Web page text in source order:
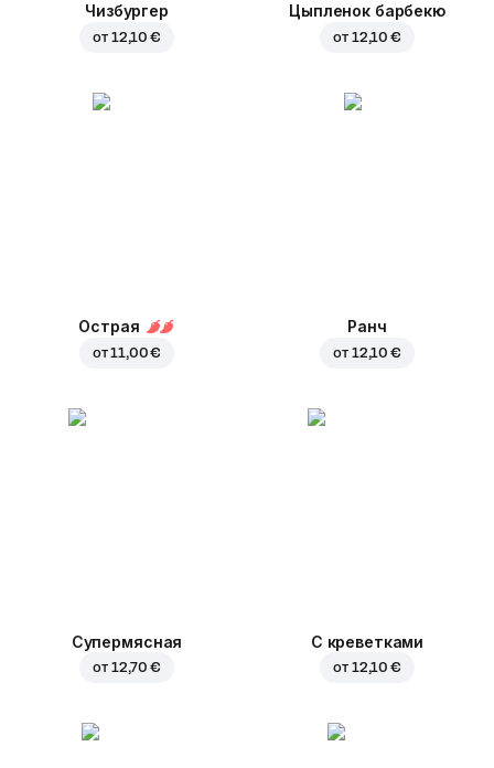
Чизбургер
от 12,10 €
Цыпленок барбекю
от 12,10 €
Острая
от11,00 €
Ранч
от 12,10 €
Супермясная
от 12,70 €
С креветками
от 12,10 €